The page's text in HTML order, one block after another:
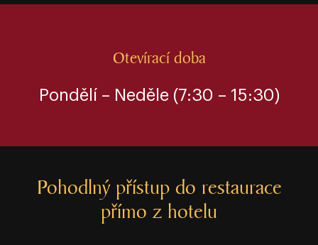
Otevírací doba
Pondělí ⁠⁠⁠–⁠⁠⁠⁠ Neděle (7:30 ⁠⁠⁠–⁠⁠⁠⁠ 15:30)
Pohodlný přístup do restaurace
přímo z hotelu